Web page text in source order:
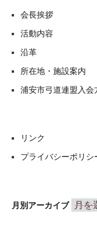
会長挨拶
活動内容
沿革
所在地・施設案内
浦安市弓道連盟入会
リンク
プライバシーポリシ
月別アーカイブ 月
別